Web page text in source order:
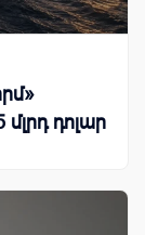
դոլար